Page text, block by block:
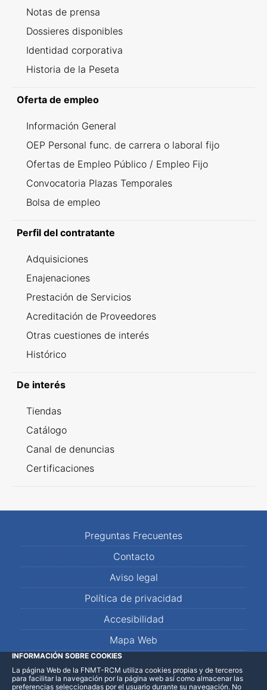
Notas de prensa
Dossieres disponibles
Identidad corporativa
Historia de la Peseta
Oferta de empleo
Información General
OEP Personal func. de carrera o laboral fijo
Ofertas de Empleo Público / Empleo Fijo
Convocatoria Plazas Temporales
Bolsa de empleo
Perfil del contratante
Adquisiciones
Enajenaciones
Prestación de Servicios
Acreditación de Proveedores
Otras cuestiones de interés
Histórico
De interés
Tiendas
Catálogo
Canal de denuncias
Certificaciones
Preguntas Frecuentes
Contacto
Aviso legal
Política de privacidad
Accesibilidad
Mapa Web
LinkedInFacebookWhatsApp
INFORMACIÓN SOBRE COOKIES
La página Web de la FNMT-RCM utiliza cookies propias y de terceros
para facilitar la navegación por la página web así como almacenar las
preferencias seleccionadas por el usuario durante su navegación. No